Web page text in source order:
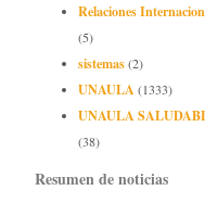
Relaciones
(5)
sistemas(2)
UNAULA(1333)
UNAULA
(38)
Resumen de noticias